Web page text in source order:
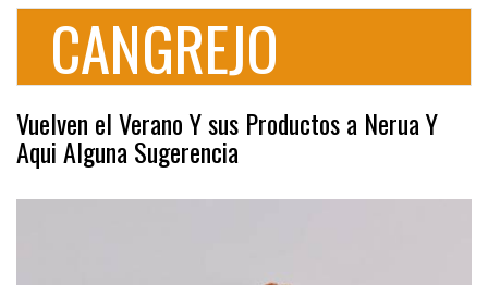
CANGREJO
Vuelven el Verano Y sus Productos a Nerua Y
Aqui Alguna Sugerencia